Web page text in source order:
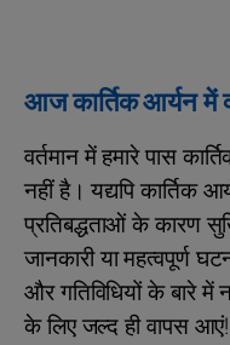
आज कार्तिक आर्यन में
वर्तमान में हमारे पास
नहीं है। यद्यपि
प्रतिबद्धताओं के कारण
जानकारी या महत्वपूर्ण
और गतिविधियों के बारे
के लिए जल्द ही वापस आएं!